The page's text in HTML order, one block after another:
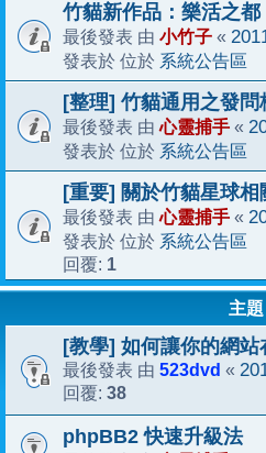
竹貓新作品：樂活之
最後發表 由 小竹子 «
發表於 位於 系統公告區
[整理] 竹貓通用之發問
最後發表 由心靈捕手 «
發表於 位於 系統公告區
[重要] 關於竹貓星球相
最後發表 由心靈捕手 «
發表於 位於 系統公告區
回覆: 1
主題
[教學] 如何讓你的網站
最後發表 由 523dvd «
回覆: 38
phpBB2 快速升級法